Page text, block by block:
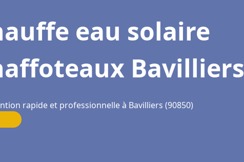
eau solaire
Bavilliers
rapide et professionnelle à Bavilliers (90850)